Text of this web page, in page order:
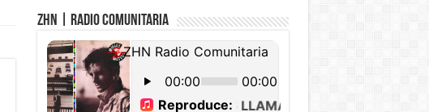
ZHN | Radio Comunitaria